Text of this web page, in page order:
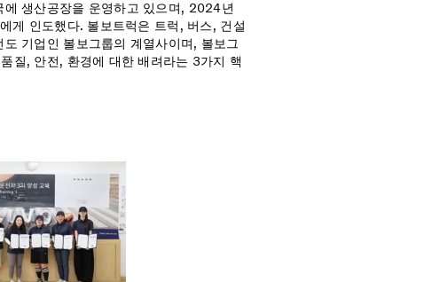
생산공장을 운영하고 있으며, 2024년
게 인도했다. 볼보트럭은 트럭, 버스, 건설
기업인 볼보그룹의 계열사이며, 볼보그
질, 안전, 환경에 대한 배려라는 3가지 핵